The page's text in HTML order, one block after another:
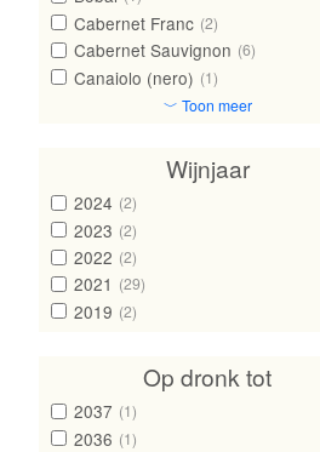
Cabernet Franc (2)
Cabernet Sauvignon (6)
Canaiolo (nero) (1)
﹀ Toon meer
Wijnjaar
2024 (2)
2023 (2)
2022 (2)
2021 (29)
2019 (2)
Op dronk tot
2037 (1)
2036 (1)